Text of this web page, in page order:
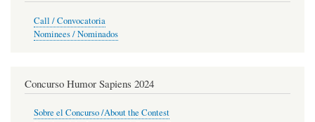
Call / Convocatoria
Nominees / Nominados
Concurso Humor Sapiens 2024
Sobre el Concurso /About the Contest